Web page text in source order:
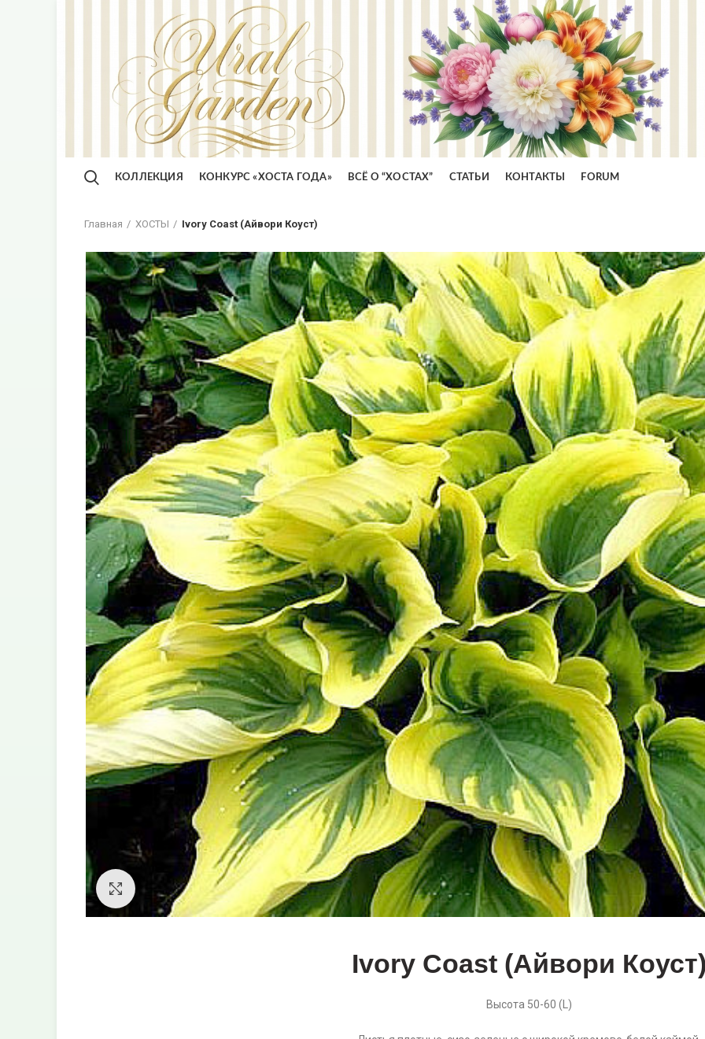
КОЛЛЕКЦИЯ КОНКУРС «ХОСТА ГОДА» ВСЁ О “ХОСТАХ” СТАТЬИ КОНТАКТЫ FORUM
Главная ХОСТЫ Ivory Coast (Айвори Коуст)
Увеличить
Ivory Coast (Айвори
Высота 50-60 (L)